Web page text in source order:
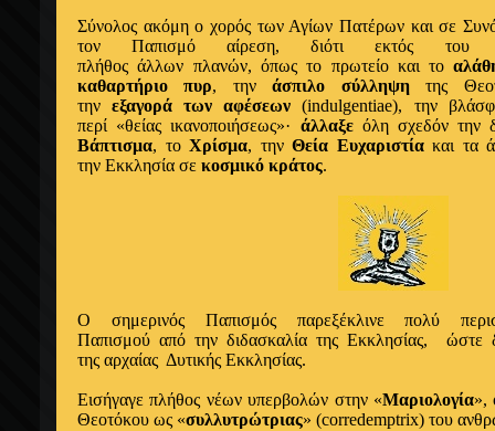
Σύνολος ακόμη ο χορός των Αγίων Πατέρων και σε
τον Παπισμό αίρεση, διότι εκτός του
πλήθος άλλων πλανών, όπως το πρωτείο και το
καθαρτήριο πυρ, τηνάσπιλο σύλληψητης
τηνεξαγορά των αφέσεων (indulgentiae), την
περί «θείας ικανοποιήσεως»· άλλαξεόλη σχεδόν την
Βάπτισμα, τοΧρίσμα, τηνΘεία Ευχαριστίακαι τα
την Εκκλησία σε κοσμικό κράτος.
Ο σημερινός Παπισμός παρεξέκλινε πολύ
Παπισμού από την διδασκαλία της Εκκλησίας, ώστε
της αρχαίας Δυτικής Εκκλησίας.
Εισήγαγε πλήθος νέων υπερβολών στην «Μαριολογία»,
Θεοτόκου ως «συλλυτρώτριας» (corredemptrix) του